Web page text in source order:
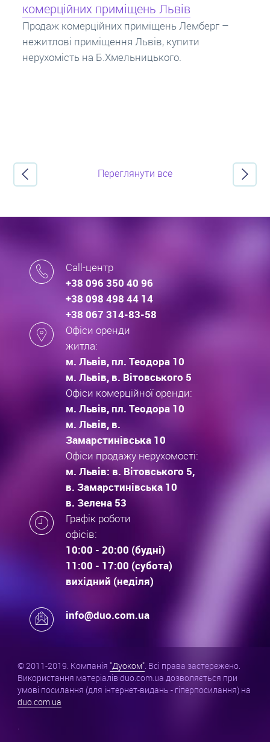
Іпотека на квартиру – кредит на житло під
заставу нерухомості. Купити в іпотеку – що
потрібно знати? Консультація від Експертів
про іпотечні кредити.
Переглянути все
Call-центр
+38 096 350 40 96
+38 098 498 44 14
+38 067 314-83-58
Офіси оренди
житла:
м. Львів, пл. Теодора 10
м. Львів, в. Вітовського 5
Офіси комерційної оренди:
м. Львів, пл. Теодора 10
м. Львів, в.
Замарстинівська 10
Офіси продажу нерухомості:
м. Львів: в. Вітовського 5,
в. Замарстинівська 10
в. Зелена 53
Графік роботи
офісів:
10:00 - 20:00 (будні)
11:00 - 17:00 (субота)
вихідний (неділя)
info@duo.com.ua
© 2011-2019. Компанія "Дуоком". Всі права застережено.
Використання матеріалів duo.com.ua дозволяється при
умові посилання (для інтернет-видань - гіперпосилання) на
duo.com.ua
.